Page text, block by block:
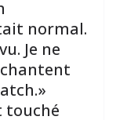
normal.
Je ne
chantent
touché